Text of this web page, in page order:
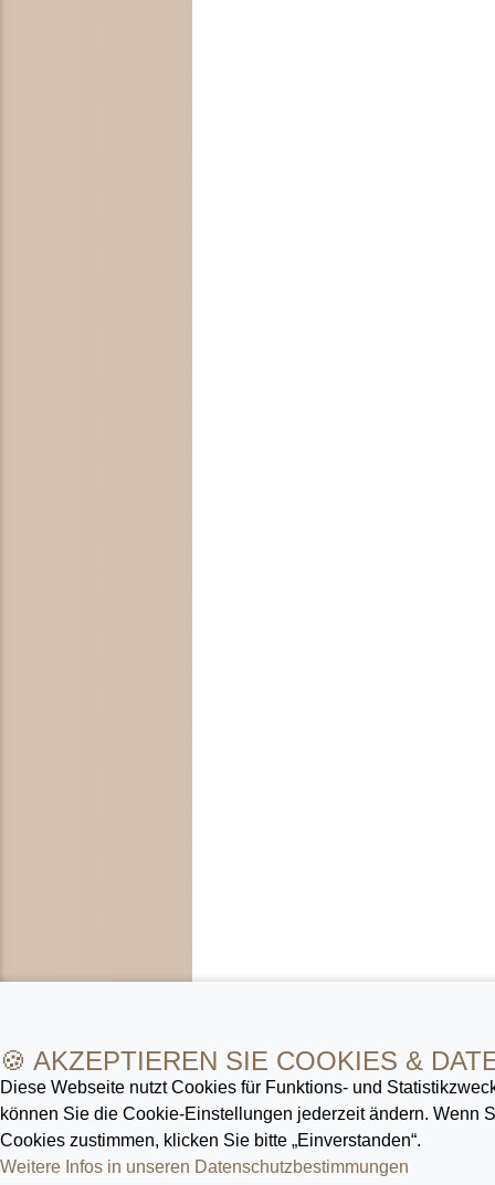
🍪 AKZEPTIEREN SIE COOKIES &
Diese Webseite nutzt Cookies für Funktions- und
können Sie die Cookie-Ein­stellungen jederzeit ändern. Wenn
Cookies zustimmen, klicken Sie bitte „Einverstanden“.
Weitere Infos in unseren Datenschutz­bestimmungen